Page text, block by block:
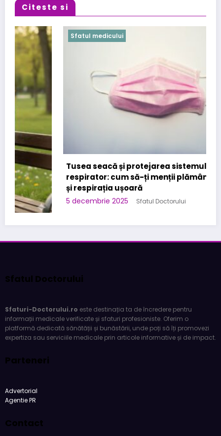
Citeste si
Sfatul medicului
Tusea seacă și protejarea sistemului
respirator: cum să-ți menții plămânii sănătoși
și respirația ușoară
5 decembrie 2025 Sfatul Doctorului
Sfatul Doctorului
Sfaturi-Doctorului.ro este destinația ta de încredere pentru
informații medicale verificate și sfaturi profesioniste. Oferim o
platformă dedicată sănătății și bunăstării, unde poți să îți promovezi
expertiza sau serviciile medicale prin articole informative și de impact.
Parteneri
Advertorial
Agentie PR
Contact